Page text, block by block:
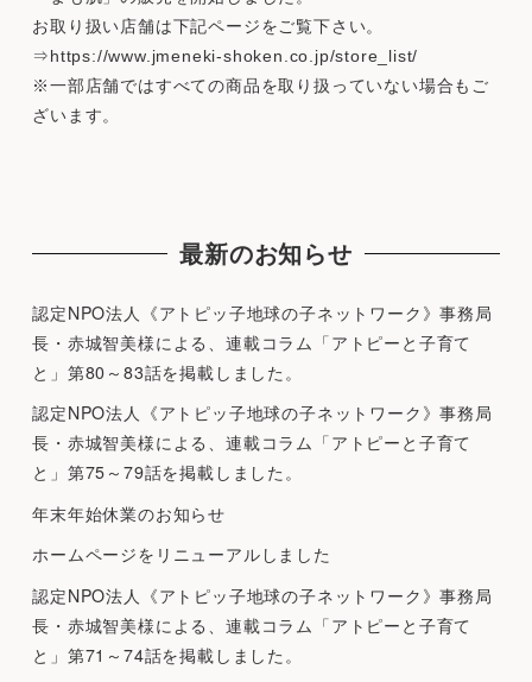
お取り扱い店舗は下記ページをご覧下さい。
⇒https://www.jmeneki-shoken.co.jp/store_list/
※一部店舗ではすべての商品を取り扱っていない場合もご
ざいます。
最新のお知らせ
認定NPO法人《アトピッ子地球の子ネットワーク》事務局
長・赤城智美様による、連載コラム「アトピーと子育て
と」第80～83話を掲載しました。
認定NPO法人《アトピッ子地球の子ネットワーク》事務局
長・赤城智美様による、連載コラム「アトピーと子育て
と」第75～79話を掲載しました。
年末年始休業のお知らせ
ホームページをリニューアルしました
認定NPO法人《アトピッ子地球の子ネットワーク》事務局
長・赤城智美様による、連載コラム「アトピーと子育て
と」第71～74話を掲載しました。